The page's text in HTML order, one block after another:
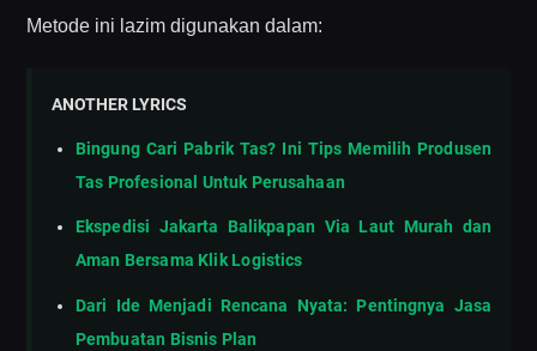
Metode ini lazim digunakan dalam:
ANOTHER LYRICS
Bingung Cari Pabrik Tas? Ini Tips Memilih Produsen
Tas Profesional Untuk Perusahaan
Ekspedisi Jakarta Balikpapan Via Laut Murah dan
Aman Bersama Klik Logistics
Dari Ide Menjadi Rencana Nyata: Pentingnya Jasa
Pembuatan Bisnis Plan